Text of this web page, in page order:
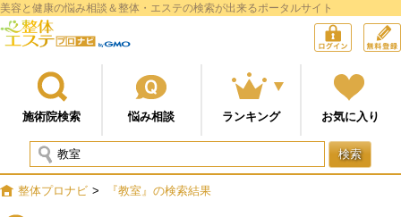
美容と健康の悩み相談＆整体・エステの検索が出来るポータルサイト
施術院検索 悩み相談 ランキング お気に入り
ログイン
検索
整体プロナビ > 『教室』の検索結果